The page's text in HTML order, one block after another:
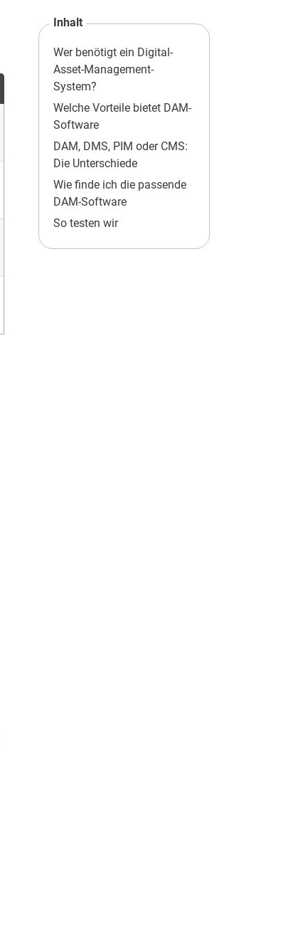
Inhalt
Wer benötigt ein Digital-
Asset-Management-
System?
Welche Vorteile bietet DAM-
Software
DAM, DMS, PIM oder CMS:
Die Unterschiede
Wie finde ich die passende
DAM-Software
So testen wir